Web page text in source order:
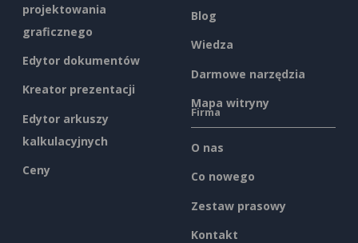
projektowania
graficznego
Edytor dokumentów
Kreator prezentacji
Edytor arkuszy
kalkulacyjnych
Ceny
Blog
Wiedza
Darmowe narzędzia
Mapa witryny
Firma
O nas
Co nowego
Zestaw prasowy
Kontakt